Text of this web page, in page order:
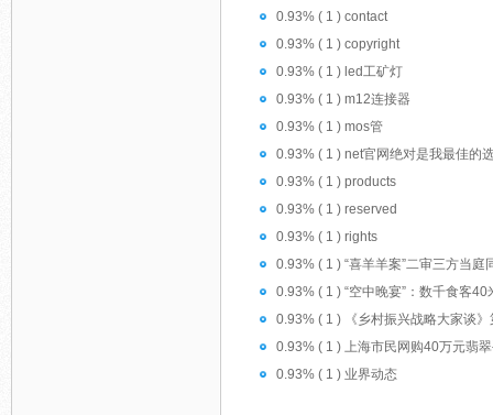
0.93% ( 1 ) contact
0.93% ( 1 ) copyright
0.93% ( 1 ) led工矿灯
0.93% ( 1 ) m12连接器
0.93% ( 1 ) mos管
0.93% ( 1 ) net官网绝对是我最佳的
0.93% ( 1 ) products
0.93% ( 1 ) reserved
0.93% ( 1 ) rights
0.93% ( 1 ) “喜羊羊案”二审三方当庭
0.93% ( 1 ) “空中晚宴”：数千食客
0.93% ( 1 ) 《乡村振兴战略大家谈
0.93% ( 1 ) 上海市民网购40万元翡
0.93% ( 1 ) 业界动态